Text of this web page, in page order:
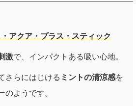
アクア・プラス・スティック
激で、インパクトある吸い心地。
さらにはじける ミントの清涼感を
のようです。